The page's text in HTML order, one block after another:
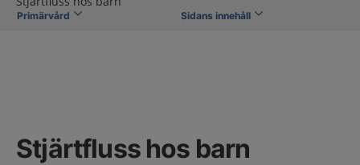
Primärvård Sidans innehåll
Stjärtfluss hos barn